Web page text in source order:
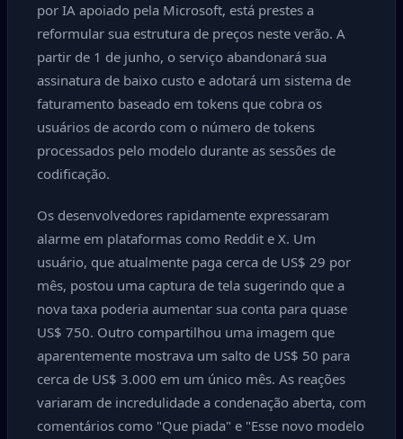
por IA apoiado pela Microsoft, está prestes a
reformular sua estrutura de preços neste verão. A
partir de 1 de junho, o serviço abandonará sua
assinatura de baixo custo e adotará um sistema de
faturamento baseado em tokens que cobra os
usuários de acordo com o número de tokens
processados pelo modelo durante as sessões de
codificação.
Os desenvolvedores rapidamente expressaram
alarme em plataformas como Reddit e X. Um
usuário, que atualmente paga cerca de US$ 29 por
mês, postou uma captura de tela sugerindo que a
nova taxa poderia aumentar sua conta para quase
US$ 750. Outro compartilhou uma imagem que
aparentemente mostrava um salto de US$ 50 para
cerca de US$ 3.000 em um único mês. As reações
variaram de incredulidade a condenação aberta, com
comentários como "Que piada" e "Esse novo modelo